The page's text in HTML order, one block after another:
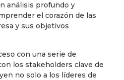
análisis profundo y
el corazón de las
y sus objetivos
con una serie de
los stakeholders clave de
no solo a los líderes de